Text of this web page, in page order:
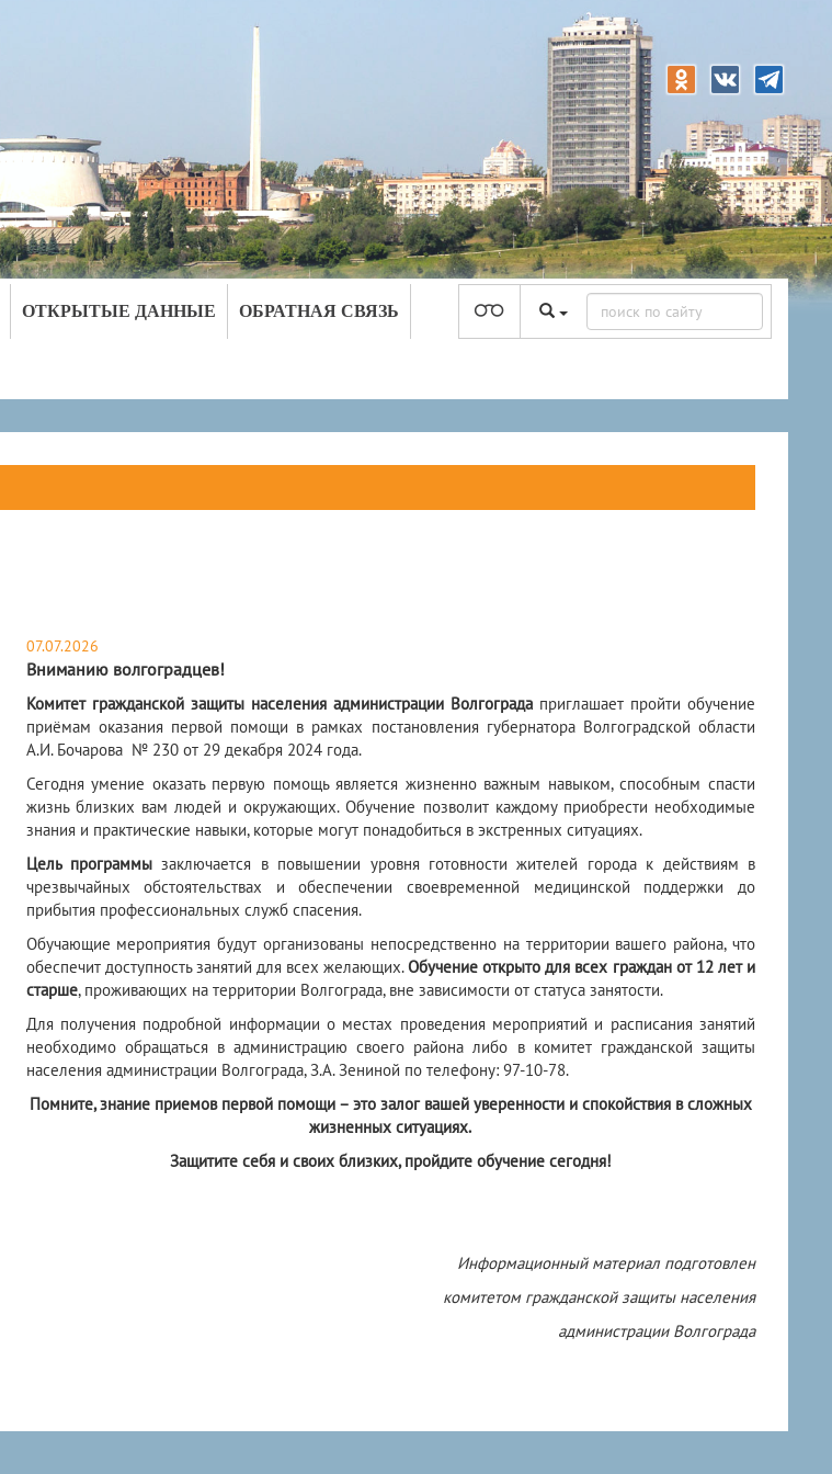
ОТКРЫТЫЕ ДАННЫЕ ОБРАТНАЯ СВЯЗЬ
07.07.2026
Вниманию волгоградцев!
Комитет гражданской защиты населения администрации Волгоградаприглашает пройти обучение
приёмам оказания первой помощи в рамках постановления губернатора Волгоградской области
А.И. Бочарова № 230 от 29 декабря 2024 года.
Сегодня умение оказать первую помощь является жизненно важным навыком, способным спасти
жизнь близких вам людей и окружающих. Обучение позволит каждому приобрести необходимые
знания и практические навыки, которые могут понадобиться в экстренных ситуациях.
Цель программызаключается в повышении уровня готовности жителей города к действиям в
чрезвычайных обстоятельствах и обеспечении своевременной медицинской поддержки до
прибытия профессиональных служб спасения.
Обучающие мероприятия будут организованы непосредственно на территории вашего района, что
обеспечит доступность занятий для всех желающих.Обучение открыто для всех граждан от 12 лет и
старше, проживающих на территории Волгограда, вне зависимости от статуса занятости.
Для получения подробной информации о местах проведения мероприятий и расписания занятий
необходимо обращаться в администрацию своего района либо в комитет гражданской защиты
населения администрации Волгограда, З.А. Зениной по телефону: 97-10-78.
Помните, знание приемов первой помощи – это залог вашей уверенности и спокойствия в сложных
жизненных ситуациях.
Защитите себя и своих близких, пройдите обучение сегодня!
Информационный материал подготовлен
комитетом гражданской защиты населения
администрации Волгограда